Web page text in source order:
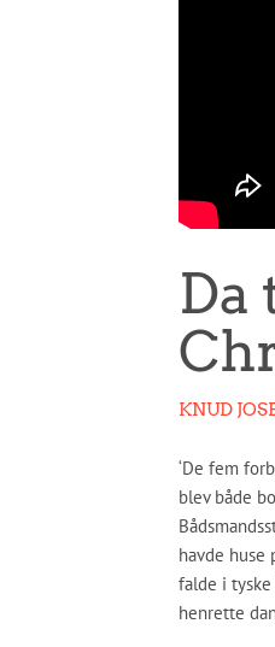
Da
KNUD
‘De fem
blev både
havde huse
falde i
henrette